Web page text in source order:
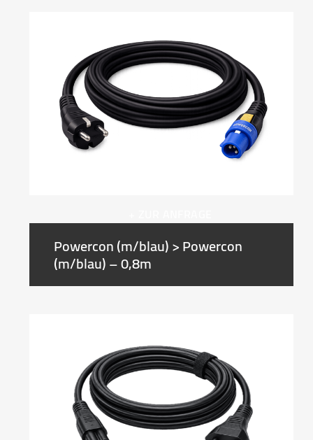
Powercon (m/blau) > Powercon
(m/blau) – 0,8m